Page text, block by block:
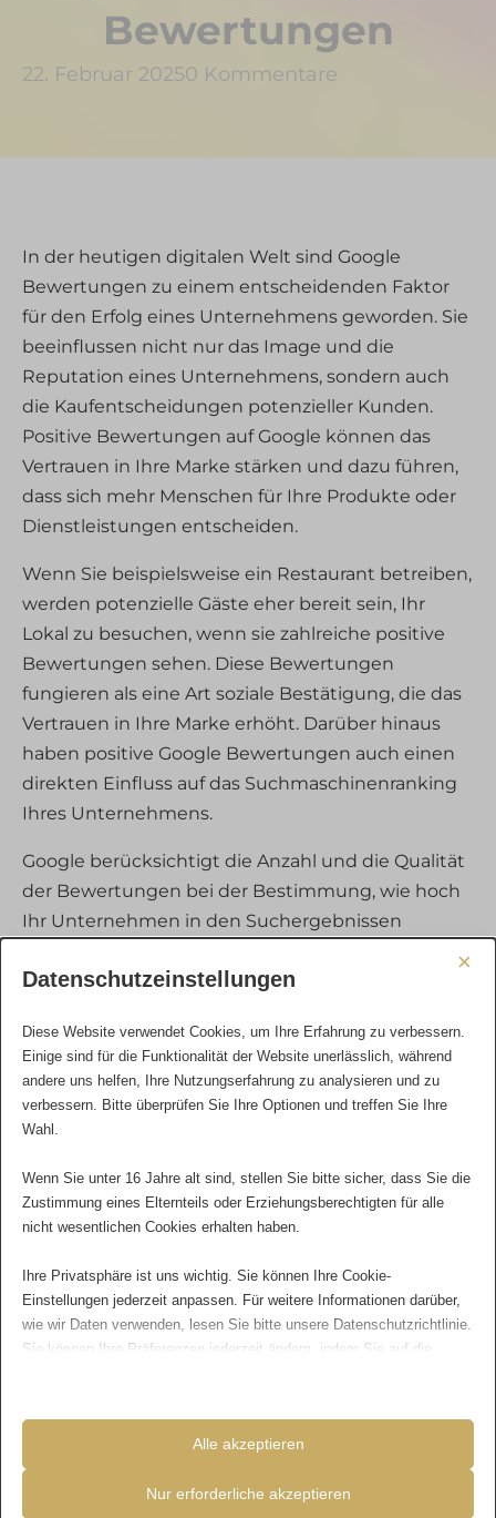
Bewertungen
22. Februar 20250 Kommentare
In der heutigen digitalen Welt sind Google
Bewertungen zu einem entscheidenden Faktor
für den Erfolg eines Unternehmens geworden. Sie
beeinflussen nicht nur das Image und die
Reputation eines Unternehmens, sondern auch
die Kaufentscheidungen potenzieller Kunden.
Positive Bewertungen auf Google können das
Vertrauen in Ihre Marke stärken und dazu führen,
dass sich mehr Menschen für Ihre Produkte oder
Dienstleistungen entscheiden.
Wenn Sie beispielsweise ein Restaurant betreiben,
werden potenzielle Gäste eher bereit sein, Ihr
Lokal zu besuchen, wenn sie zahlreiche positive
Bewertungen sehen. Diese Bewertungen
fungieren als eine Art soziale Bestätigung, die das
Vertrauen in Ihre Marke erhöht. Darüber hinaus
haben positive Google Bewertungen auch einen
direkten Einfluss auf das Suchmaschinenranking
Ihres Unternehmens.
Google berücksichtigt die Anzahl und die Qualität
der Bewertungen bei der Bestimmung, wie hoch
Ihr Unternehmen in den Suchergebnissen
Regel zu mehr Sichtbarkeit und damit zu einer
oder in Ihrem Geschäft. In einer Zeit, in der
Verbraucher zunehmend online nach
Informationen suchen, ist es unerlässlich, dass Sie
sich um Ihre Online-Reputation kümmern und
Key Takeaways
Positive Google Bewertungen sind
entscheidend für das Image und die
Glaubwürdigkeit eines Unternehmens
Kundenservice und hohe Produktqualität zu
zeigen, dass das Unternehmen sich um die
Datenschutzeinstellungen
×
Diese Website verwendet Cookies, um Ihre Erfahrung zu verbessern.
Einige sind für die Funktionalität der Website unerlässlich, während
andere uns helfen, Ihre Nutzungserfahrung zu analysieren und zu
verbessern. Bitte überprüfen Sie Ihre Optionen und treffen Sie Ihre
Wahl.
Wenn Sie unter 16 Jahre alt sind, stellen Sie bitte sicher, dass Sie die
Zustimmung eines Elternteils oder Erziehungsberechtigten für alle
nicht wesentlichen Cookies erhalten haben.
Ihre Privatsphäre ist uns wichtig. Sie können Ihre Cookie-
Einstellungen jederzeit anpassen. Für weitere Informationen darüber,
wie wir Daten verwenden, lesen Sie bitte unsere Datenschutzrichtlinie.
Sie können Ihre Präferenzen jederzeit ändern, indem Sie auf die
Beachten Sie, dass das Deaktivieren bestimmter Arten von Cookies
Ihr Erlebnis auf der Website und die von uns angebotenen Dienste
beeinträchtigen kann.
Alle akzeptieren
Nur erforderliche akzeptieren